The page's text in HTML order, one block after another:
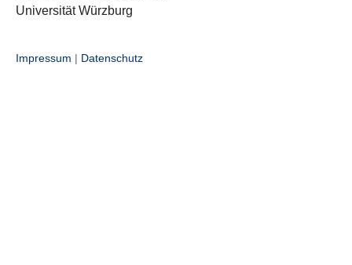
Universität Würzburg
Impressum | Datenschutz